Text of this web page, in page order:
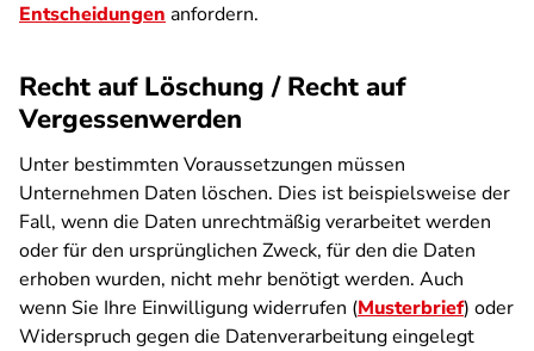
Entscheidungen anfordern.
Recht auf Löschung / Recht auf
Vergessenwerden
Unter bestimmten Voraussetzungen müssen
Unternehmen Daten löschen. Dies ist beispielsweise der
Fall, wenn die Daten unrechtmäßig verarbeitet werden
oder für den ursprünglichen Zweck, für den die Daten
erhoben wurden, nicht mehr benötigt werden. Auch
wenn Sie Ihre Einwilligung widerrufen (Musterbrief) oder
Widerspruch gegen die Datenverarbeitung eingelegt